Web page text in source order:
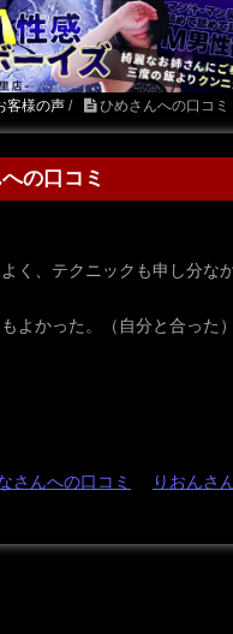
客様の声 / ひめさんへの口コミ
の口コミ
く、テクニックも申し分なか
よかった。（自分と合った）
さんへの口コミ りおんさ